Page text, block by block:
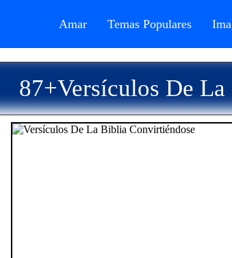
Amar Temas Populares
87+Versículos De